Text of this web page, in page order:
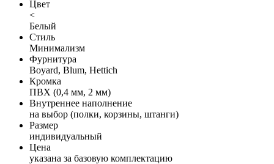
Цвет
<
Белый
Стиль
Минимализм
Фурнитура
Boyard, Blum, Hettich
Кромка
ПВХ (0,4 мм, 2 мм)
Внутреннее наполнение
на выбор (полки, корзины, штанги)
Размер
индивидуальный
Цена
указана за базовую комплектацию